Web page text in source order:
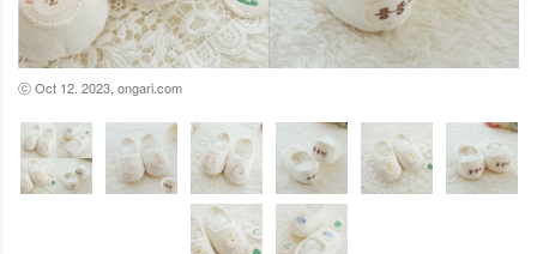
ⓒ Oct 12. 2023, ongari.com